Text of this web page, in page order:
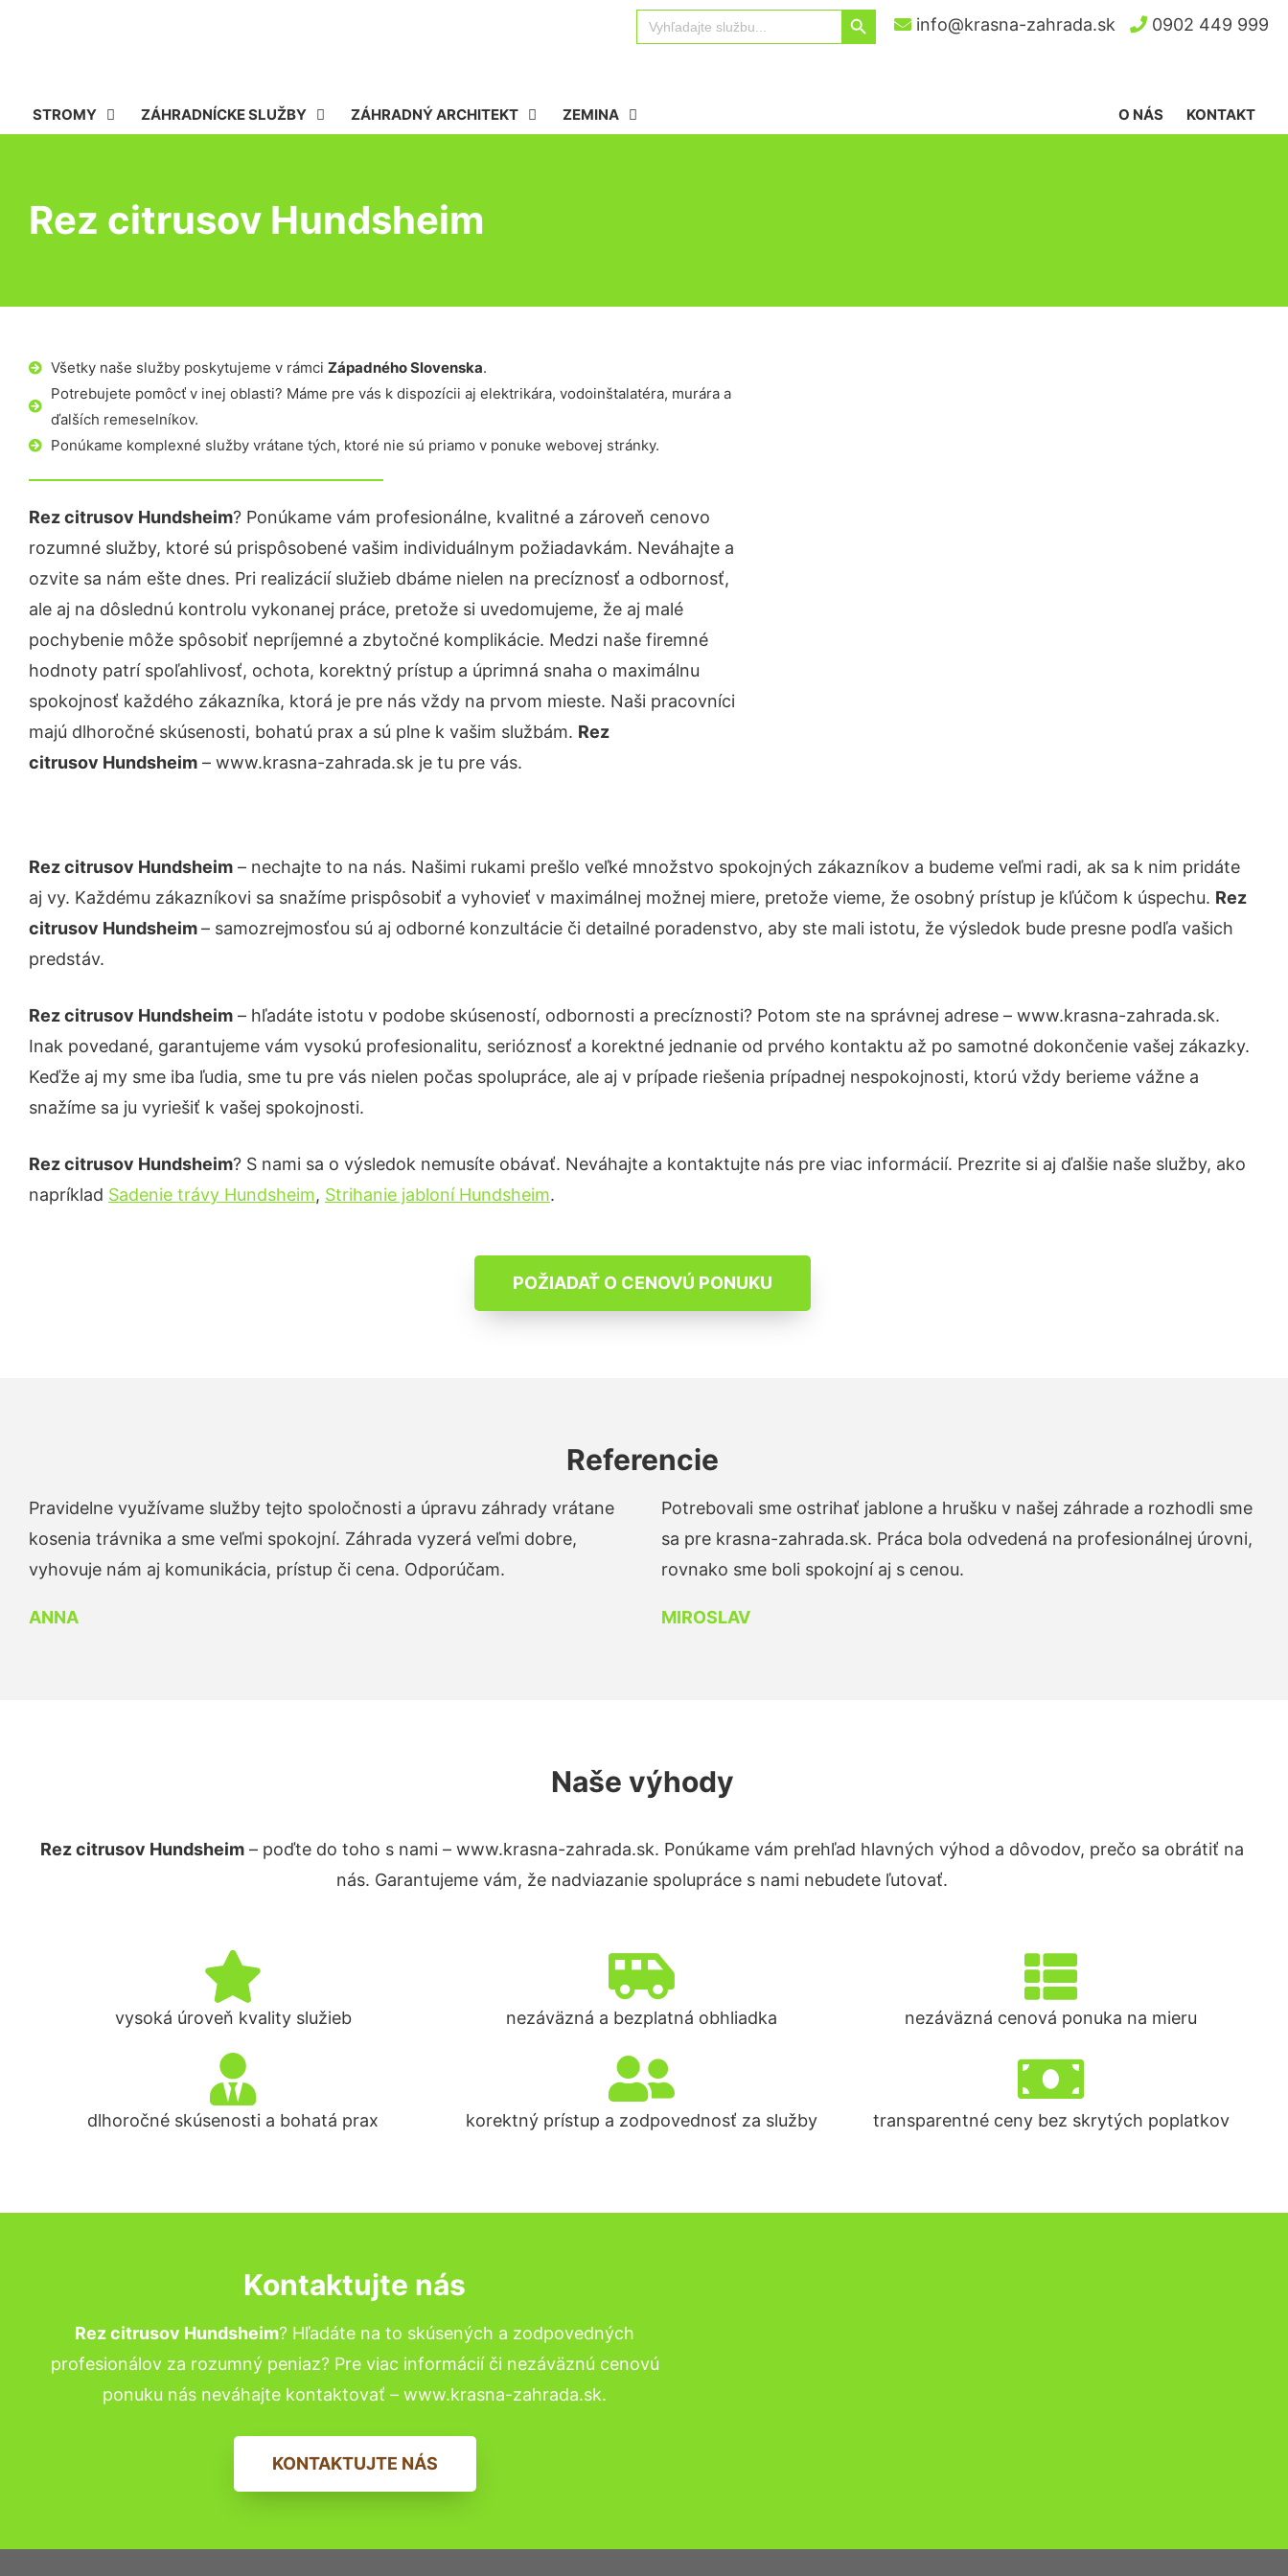
Search
for:
Search Button
info@krasna-zahrada.sk 0902 449 999
STROMY ZÁHRADNÍCKE SLUŽBY ZÁHRADNÝ ARCHITEKT ZEMINA KONTAKT
O NÁS
Rez citrusov Hundsheim
Všetky naše služby poskytujeme v rámci Západného Slovenska.
Potrebujete pomôcť v inej oblasti? Máme pre vás k dispozícii aj elektrikára, vodoinštalatéra, murára a
ďalších remeselníkov.
Ponúkame komplexné služby vrátane tých, ktoré nie sú priamo v ponuke webovej stránky.
Rez citrusov Hundsheim? Ponúkame vám profesionálne, kvalitné a zároveň cenovo
rozumné služby, ktoré sú prispôsobené vašim individuálnym požiadavkám. Neváhajte a
ozvite sa nám ešte dnes. Pri realizácií služieb dbáme nielen na precíznosť a odbornosť,
ale aj na dôslednú kontrolu vykonanej práce, pretože si uvedomujeme, že aj malé
pochybenie môže spôsobiť nepríjemné a zbytočné komplikácie. Medzi naše firemné
hodnoty patrí spoľahlivosť, ochota, korektný prístup a úprimná snaha o maximálnu
spokojnosť každého zákazníka, ktorá je pre nás vždy na prvom mieste. Naši pracovníci
majú dlhoročné skúsenosti, bohatú prax a sú plne k vašim službám. Rez
citrusov Hundsheim – www.krasna-zahrada.sk je tu pre vás.
Rez citrusov Hundsheim – nechajte to na nás. Našimi rukami prešlo veľké množstvo spokojných zákazníkov a budeme veľmi radi, ak sa k nim pridáte
aj vy. Každému zákazníkovi sa snažíme prispôsobiť a vyhovieť v maximálnej možnej miere, pretože vieme, že osobný prístup je kľúčom k úspechu. Rez
citrusov Hundsheim– samozrejmosťou sú aj odborné konzultácie či detailné poradenstvo, aby ste mali istotu, že výsledok bude presne podľa vašich
predstáv.
Rez citrusov Hundsheim – hľadáte istotu v podobe skúseností, odbornosti a precíznosti? Potom ste na správnej adrese – www.krasna-zahrada.sk.
Inak povedané, garantujeme vám vysokú profesionalitu, serióznosť a korektné jednanie od prvého kontaktu až po samotné dokončenie vašej zákazky.
Keďže aj my sme iba ľudia, sme tu pre vás nielen počas spolupráce, ale aj v prípade riešenia prípadnej nespokojnosti, ktorú vždy berieme vážne a
snažíme sa ju vyriešiť k vašej spokojnosti.
Rez citrusov Hundsheim? S nami sa o výsledok nemusíte obávať. Neváhajte a kontaktujte nás pre viac informácií. Prezrite si aj ďalšie naše služby, ako
napríklad Sadenie trávy Hundsheim, Strihanie jabloní Hundsheim.
POŽIADAŤ O CENOVÚ PONUKU
Referencie
Pravidelne využívame služby tejto spoločnosti a úpravu záhrady vrátane
kosenia trávnika a sme veľmi spokojní. Záhrada vyzerá veľmi dobre,
vyhovuje nám aj komunikácia, prístup či cena. Odporúčam.
ANNA
Potrebovali sme ostrihať jablone a hrušku v našej záhrade a rozhodli sme
sa pre krasna-zahrada.sk. Práca bola odvedená na profesionálnej úrovni,
rovnako sme boli spokojní aj s cenou.
MIROSLAV
Naše výhody
Rez citrusov Hundsheim – poďte do toho s nami – www.krasna-zahrada.sk. Ponúkame vám prehľad hlavných výhod a dôvodov, prečo sa obrátiť na
nás. Garantujeme vám, že nadviazanie spolupráce s nami nebudete ľutovať.
vysoká úroveň kvality služieb nezáväzná a bezplatná obhliadka nezáväzná cenová ponuka na mieru
dlhoročné skúsenosti a bohatá prax korektný prístup a zodpovednosť za služby transparentné ceny bez skrytých poplatkov
Kontaktujte nás
Rez citrusov Hundsheim? Hľadáte na to skúsených a zodpovedných
profesionálov za rozumný peniaz? Pre viac informácií či nezáväznú cenovú
ponuku nás neváhajte kontaktovať – www.krasna-zahrada.sk.
KONTAKTUJTE NÁS